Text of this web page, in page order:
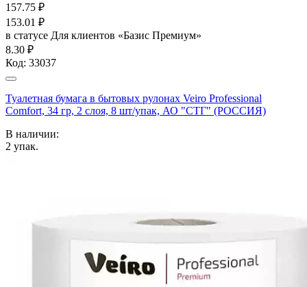
157.75 ₽
153.01 ₽
в статусе Для клиентов «Базис Премиум»
8.30 ₽
Код: 33037
Туалетная бумага в бытовых рулонах Veiro Professional
Comfort, 34 гр, 2 слоя, 8 шт/упак, АО "СТГ" (РОССИЯ)
В наличии:
2 упак.